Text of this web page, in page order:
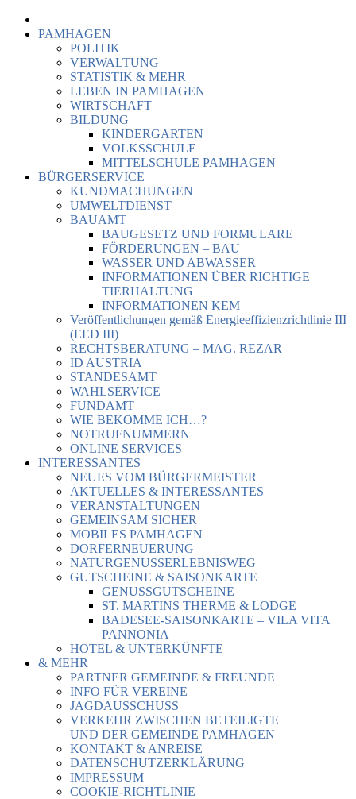
PAMHAGEN
POLITIK
VERWALTUNG
STATISTIK & MEHR
LEBEN IN PAMHAGEN
WIRTSCHAFT
BILDUNG
KINDERGARTEN
VOLKSSCHULE
MITTELSCHULE PAMHAGEN
BÜRGERSERVICE
KUNDMACHUNGEN
UMWELTDIENST
BAUAMT
BAUGESETZ UND FORMULARE
FÖRDERUNGEN – BAU
WASSER UND ABWASSER
INFORMATIONEN ÜBER RICHTIGE
TIERHALTUNG
INFORMATIONEN KEM
Veröffentlichungen gemäß Energieeffizienzrichtlinie III
(EED III)
RECHTSBERATUNG – MAG. REZAR
ID AUSTRIA
STANDESAMT
WAHLSERVICE
FUNDAMT
WIE BEKOMME ICH…?
NOTRUFNUMMERN
ONLINE SERVICES
INTERESSANTES
NEUES VOM BÜRGERMEISTER
AKTUELLES & INTERESSANTES
VERANSTALTUNGEN
GEMEINSAM SICHER
MOBILES PAMHAGEN
DORFERNEUERUNG
NATURGENUSSERLEBNISWEG
GUTSCHEINE & SAISONKARTE
GENUSSGUTSCHEINE
ST. MARTINS THERME & LODGE
BADESEE-SAISONKARTE – VILA VITA
PANNONIA
HOTEL & UNTERKÜNFTE
& MEHR
PARTNER GEMEINDE & FREUNDE
INFO FÜR VEREINE
JAGDAUSSCHUSS
VERKEHR ZWISCHEN BETEILIGTE
UND DER GEMEINDE PAMHAGEN
KONTAKT & ANREISE
DATENSCHUTZERKLÄRUNG
IMPRESSUM
COOKIE-RICHTLINIE